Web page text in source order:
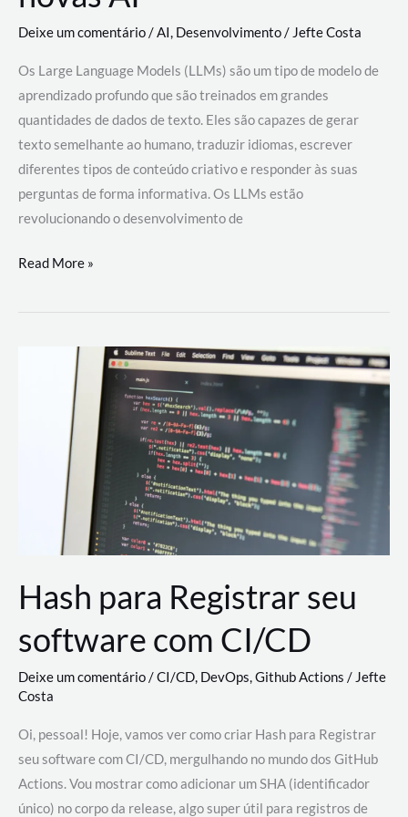
Deixe um comentário/AI, Desenvolvimento/ Jefte Costa
Os Large Language Models (LLMs) são um tipo de modelo de
aprendizado profundo que são treinados em grandes
quantidades de dados de texto. Eles são capazes de gerar
texto semelhante ao humano, traduzir idiomas, escrever
diferentes tipos de conteúdo criativo e responder às suas
perguntas de forma informativa. Os LLMs estão
revolucionando o desenvolvimento de
Large
Models
revolucionando
desenvolvimento
Read More »
Hash para Registrar seu
software com CI/CD
Deixe um comentário/CI/CD, DevOps,Github Actions /Jefte
Costa
Oi, pessoal! Hoje, vamos ver como criar Hash para Registrar
seu software com CI/CD, mergulhando no mundo dos GitHub
Actions. Vou mostrar como adicionar um SHA (identificador
único) no corpo da release, algo super útil para registros de